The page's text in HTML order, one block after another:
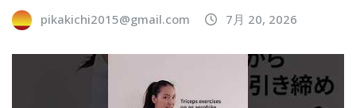
pikakichi2015@gmail.com 7月 20, 2026